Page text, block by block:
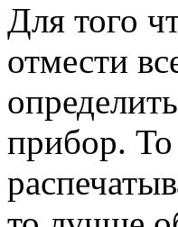
Для того
отмести
прибор. То